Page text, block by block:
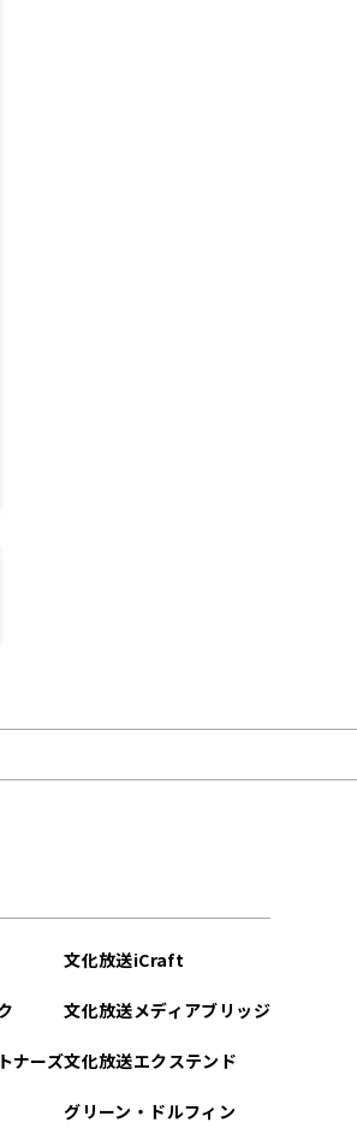
ナーズ
文化放送iCraft
文化放送メディアブリッジ
文化放送エクステンド
グリーン・ドルフィン